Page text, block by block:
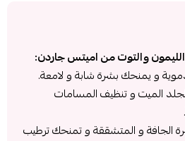
والتوت من اميتس جاردن:
و يمنحك بشرة شابة و لامعة.
الميت و تنظيف المسامات
الجافة و المتشققة و تمنحك ترطيب